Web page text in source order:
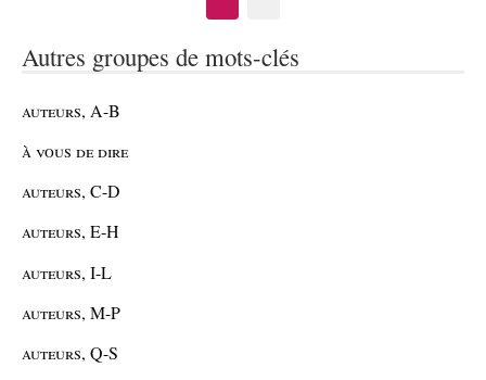
Autres groupes de mots-clés
auteurs, A-B
à vous de dire
auteurs, C-D
auteurs, E-H
auteurs, I-L
auteurs, M-P
auteurs, Q-S